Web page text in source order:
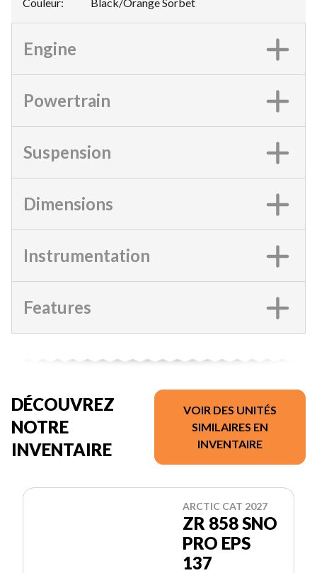
Engine
Powertrain
Suspension
Dimensions
Instrumentation
Features
DÉCOUVREZ
NOTRE
INVENTAIRE
VOIR DES UNITÉS
SIMILAIRES EN
INVENTAIRE
ARCTIC CAT 2027
ZR 858 SNO
PRO EPS
137